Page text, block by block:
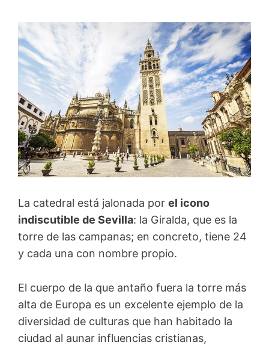
La catedral está jalonada por el icono
indiscutible de Sevilla: la Giralda, que es la
torre de las campanas; en concreto, tiene 24
y cada una con nombre propio.
El cuerpo de la que antaño fuera la torre más
alta de Europa es un excelente ejemplo de la
diversidad de culturas que han habitado la
ciudad al aunar influencias cristianas,